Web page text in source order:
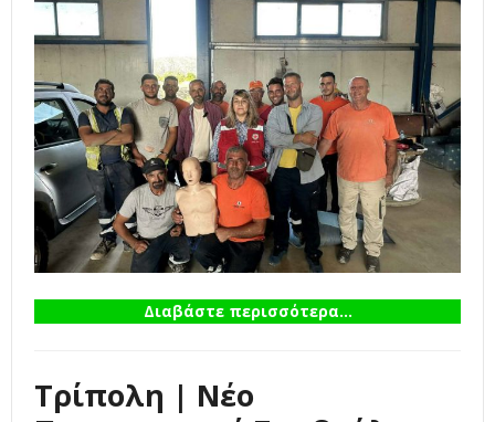
Διαβάστε περισσότερα...
Τρίπολη | Νέο